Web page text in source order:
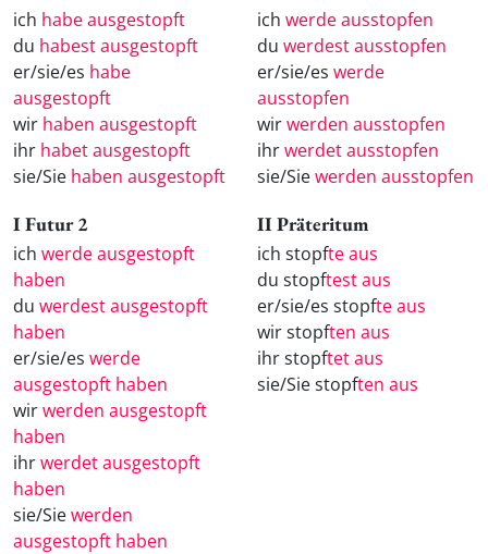
ich habe ausgestopft
du habest ausgestopft
er/sie/es habe
ausgestopft
wir haben ausgestopft
ihr habet ausgestopft
sie/Sie haben ausgestopft
ich werde ausstopfen
du werdest ausstopfen
er/sie/es werde
ausstopfen
wirwerden ausstopfen
ihrwerdet ausstopfen
sie/Siewerden ausstopfen
I Futur 2
ich werde ausgestopft
haben
du werdest ausgestopft
haben
er/sie/es werde
ausgestopft haben
wirwerden ausgestopft
haben
ihrwerdet ausgestopft
haben
sie/Siewerden
ausgestopft haben
II Präteritum
ich stopfte aus
du stopftest aus
er/sie/es stopfte aus
wir stopften aus
ihr stopftet aus
sie/Sie stopften aus